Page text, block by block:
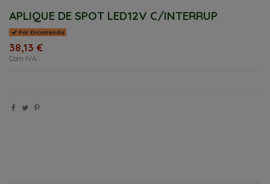
APLIQUE DE SPOT LED12V C/INTERRUP
Por Encomenda
38,13 €
Com IVA